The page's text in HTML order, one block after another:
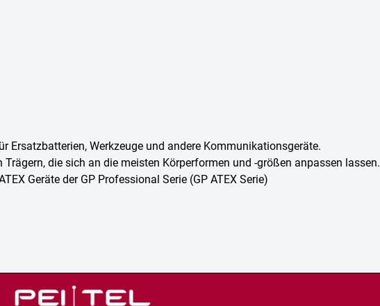
Werkzeuge und andere Kommunikationsgeräte.
die sich an die meisten Körperformen und -größen anpassen lassen.
Geräte der GP Professional Serie (GP ATEX Serie)